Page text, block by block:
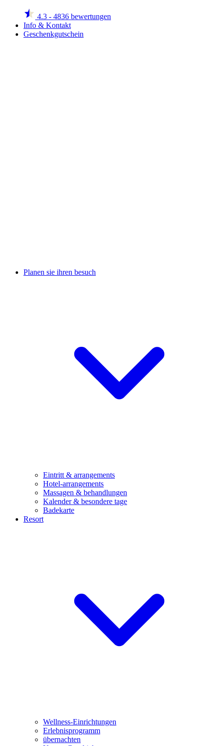
4.3 - 4836 bewertungen
Info & Kontakt
Geschenkgutschein
Planen sie ihren besuch
Eintritt & arrangements
Hotel-arrangements
Massagen & behandlungen
Kalender & besondere tage
Badekarte
Resort
Wellness-Einrichtungen
Erlebnisprogramm
übernachten